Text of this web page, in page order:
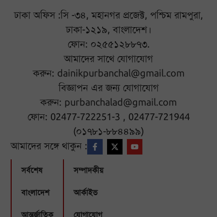
ঢাকা অফিস :সি -৩৪, মহানগর প্রজেক্ট, পশ্চিম রামপুরা,
ঢাকা-১২১৯, বাংলাদেশ।
ফোন: ০২৫৫১২৮৮৭৩.
আমাদের সাথে যোগাযোগ
করুন: dainikpurbanchal@gmail.com
বিজ্ঞাপন এর জন্য যোগাযোগ
করুন: purbanchalad@gmail.com
ফোন: 02477-722251-3 , 02477-721944
(০১৭৮১-৮৮৪৪৯৯)
আমাদের সঙ্গে থাকুন :
সর্বশেষ
বাংলাদেশ
আন্তর্জাতিক
সম্পাদকীয়
আর্কাইভ
যোগাযোগ